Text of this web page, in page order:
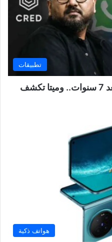
تطبيقات
رئيس واتساب يغادر منصبه بعد 7 سنوات.. وميتا تكشف
هواتف ذكية